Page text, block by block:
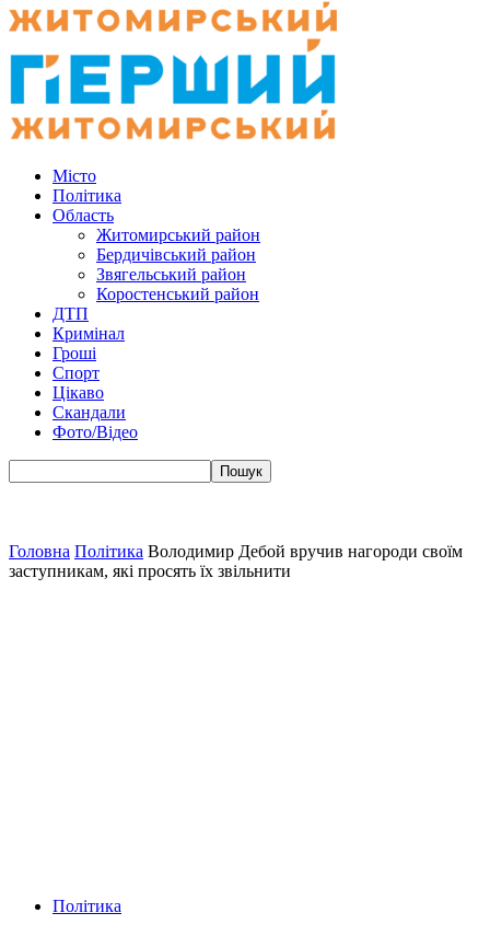
Місто
Політика
Область
Житомирський район
Бердичівський район
Звягельський район
Коростенський район
ДТП
Кримінал
Гроші
Спорт
Цікаво
Скандали
Фото/Відео
Головна Політика Володимир Дебой вручив нагороди своїм
заступникам, які просять їх звільнити
Політика